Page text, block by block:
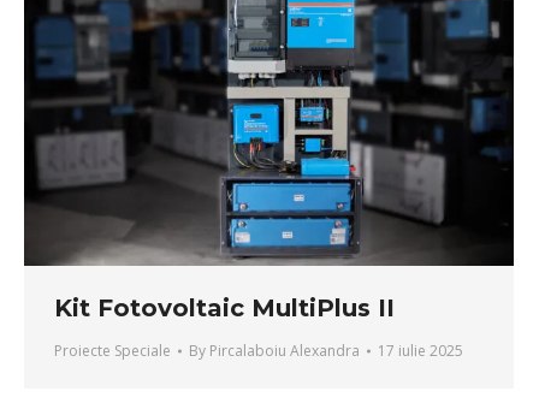
Kit Fotovoltaic MultiPlus II
Proiecte Speciale By Pircalaboiu Alexandra 17 iulie 2025